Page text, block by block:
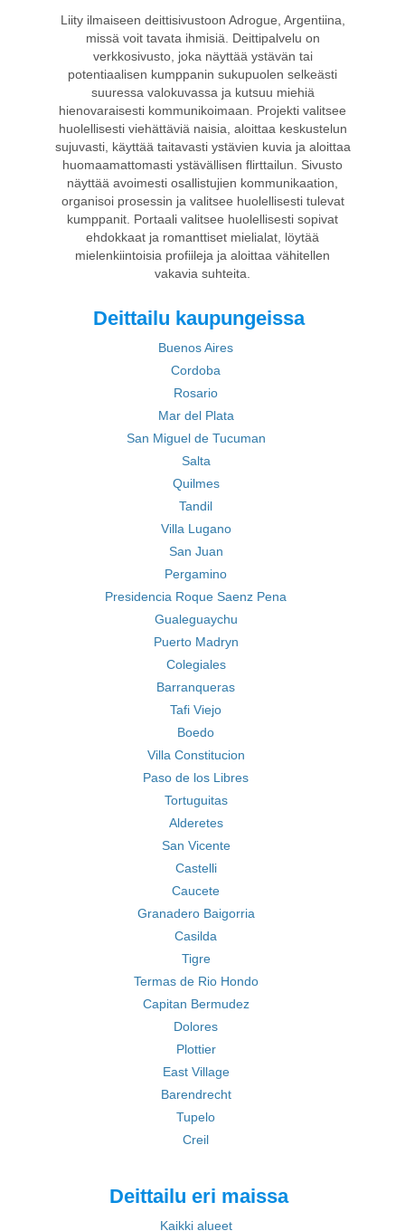
Liity ilmaiseen deittisivustoon Adrogue, Argentiina,
missä voit tavata ihmisiä. Deittipalvelu on
verkkosivusto, joka näyttää ystävän tai
potentiaalisen kumppanin sukupuolen selkeästi
suuressa valokuvassa ja kutsuu miehiä
hienovaraisesti kommunikoimaan. Projekti valitsee
huolellisesti viehättäviä naisia, aloittaa keskustelun
sujuvasti, käyttää taitavasti ystävien kuvia ja aloittaa
huomaamattomasti ystävällisen flirttailun. Sivusto
näyttää avoimesti osallistujien kommunikaation,
organisoi prosessin ja valitsee huolellisesti tulevat
kumppanit. Portaali valitsee huolellisesti sopivat
ehdokkaat ja romanttiset mielialat, löytää
mielenkiintoisia profiileja ja aloittaa vähitellen
vakavia suhteita.
Deittailu kaupungeissa
Buenos Aires
Cordoba
Rosario
Mar del Plata
San Miguel de Tucuman
Salta
Quilmes
Tandil
Villa Lugano
San Juan
Pergamino
Presidencia Roque Saenz Pena
Gualeguaychu
Puerto Madryn
Colegiales
Barranqueras
Tafi Viejo
Boedo
Villa Constitucion
Paso de los Libres
Tortuguitas
Alderetes
San Vicente
Castelli
Caucete
Granadero Baigorria
Casilda
Tigre
Termas de Rio Hondo
Capitan Bermudez
Dolores
Plottier
East Village
Barendrecht
Tupelo
Creil
Deittailu eri maissa
Kaikki alueet